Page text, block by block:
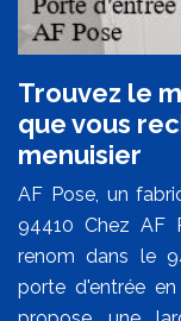
Trouvez le
que vous
menuisier
AF Pose, un
94410 Chez AF
renom dans le
porte d'entrée